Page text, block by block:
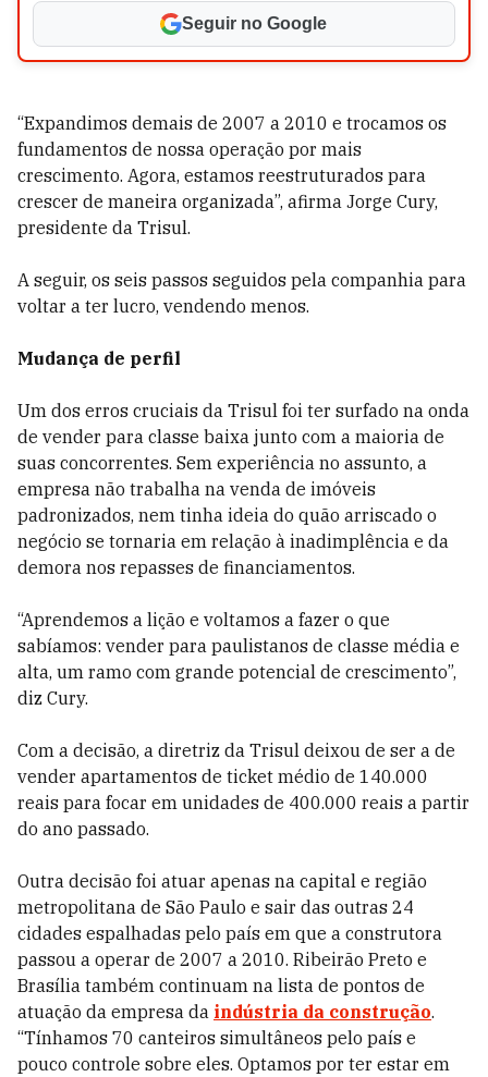
Seguir no Google
“Expandimos demais de 2007 a 2010 e trocamos os
fundamentos de nossa operação por mais
crescimento. Agora, estamos reestruturados para
crescer de maneira organizada”, afirma Jorge Cury,
presidente da Trisul.
A seguir, os seis passos seguidos pela companhia para
voltar a ter lucro, vendendo menos.
Mudança de perfil
Um dos erros cruciais da Trisul foi ter surfado na onda
de vender para classe baixa junto com a maioria de
suas concorrentes. Sem experiência no assunto, a
empresa não trabalha na venda de imóveis
padronizados, nem tinha ideia do quão arriscado o
negócio se tornaria em relação à inadimplência e da
demora nos repasses de financiamentos.
“Aprendemos a lição e voltamos a fazer o que
sabíamos: vender para paulistanos de classe média e
alta, um ramo com grande potencial de crescimento”,
diz Cury.
Com a decisão, a diretriz da Trisul deixou de ser a de
vender apartamentos de ticket médio de 140.000
reais para focar em unidades de 400.000 reais a partir
do ano passado.
Outra decisão foi atuar apenas na capital e região
metropolitana de São Paulo e sair das outras 24
cidades espalhadas pelo país em que a construtora
passou a operar de 2007 a 2010. Ribeirão Preto e
Brasília também continuam na lista de pontos de
atuação da empresa da indústria da construção.
“Tínhamos 70 canteiros simultâneos pelo país e
pouco controle sobre eles. Optamos por ter estar em